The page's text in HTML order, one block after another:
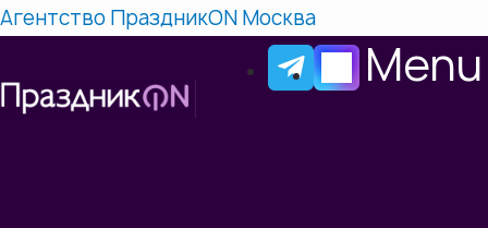
Агентство ПраздникON Москва
Menu